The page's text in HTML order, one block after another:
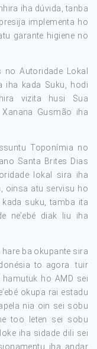
iha dúvida, tanba
implementa ho
garante higiene no
Autoridade Lokal
iha kada Suku, hodi
vizita husi Sua
Xanana Gusmão iha
Toponímia no
Santa Brites Dias
lokal sira iha
oinsa atu servisu ho
suku, tamba ita
ne’ebé diak liu iha
hare ba okupante sira
to agora. tuir
ho AMD sei
okupa rai estadu
nia oin sei sobu
too leten sei sobu
iha sidade dili sei
iha andar